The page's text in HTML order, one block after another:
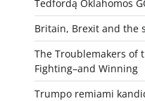
Tedfordą Oklahomos
Britain, Brexit and the
The Troublemakers of
Fighting–and Winning
Trumpo remiami